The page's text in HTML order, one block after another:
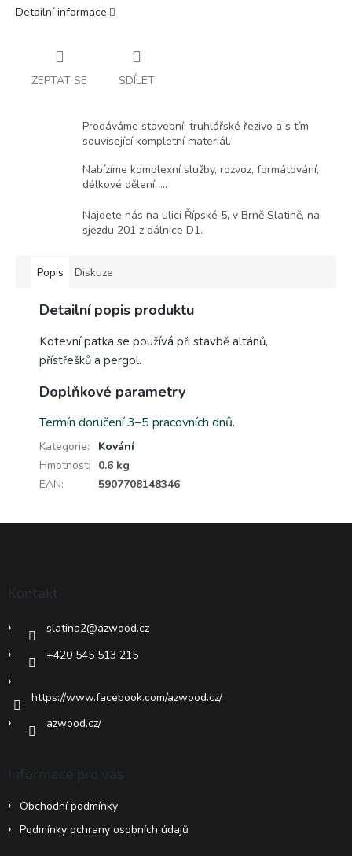
Detailní informace
ZEPTAT SE SDÍLET
Prodáváme stavební, truhlářské řezivo a s tím
související kompletní materiál.
Nabízíme komplexní služby, rozvoz, formátování,
délkové dělení, ...
Najdete nás na ulici Řípské 5, v Brně Slatině, na
sjezdu 201 z dálnice D1.
Popis Diskuze
Detailní popis produktu
Kotevní patka se používá při stavbě altánů,
přístřešků a pergol.
Doplňkové parametry
Termín doručení 3–5 pracovních dnů.
Kategorie:
Kování
Hmotnost:
0.6 kg
EAN: 5907708148346
Kontakt
slatina2@azwood.cz
+420 545 513 215
https://www.facebook.com/azwood.cz/
azwood.cz/
Informace pro vás
Obchodní podmínky
Podmínky ochrany osobních údajů